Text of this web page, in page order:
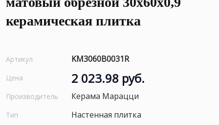
керамическая плитка
Артикул KM3060B0031R
Цена 2 023.98 руб.
Производитель Керама Марацци
Тип Настенная плитка